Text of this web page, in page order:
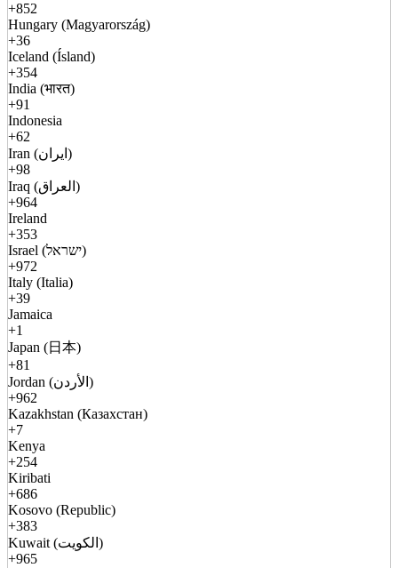
+852
Hungary (Magyarország)
+36
Iceland (Ísland)
+354
India (भारत)
+91
Indonesia
+62
Iran (ایران)
+98
Iraq (العراق)
+964
Ireland
+353
Israel (ישראל)
+972
Italy (Italia)
+39
Jamaica
+1
Japan (日本)
+81
Jordan (الأردن)
+962
Kazakhstan (Казахстан)
+7
Kenya
+254
Kiribati
+686
Kosovo (Republic)
+383
Kuwait (الكويت)
+965